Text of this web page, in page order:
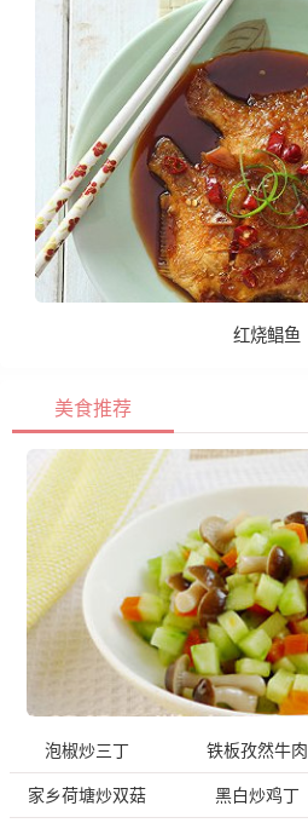
红烧鲳鱼
美食推荐
泡椒炒三丁 铁板孜然牛肉
家乡荷塘炒双菇 黑白炒鸡丁